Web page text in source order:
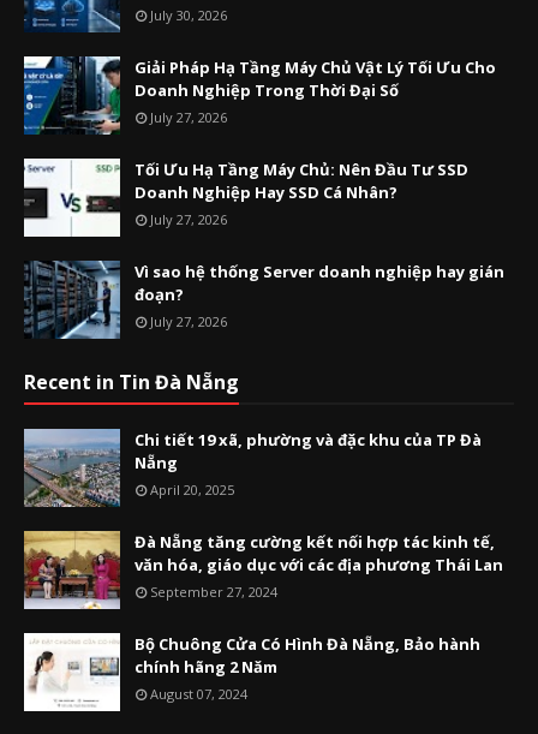
July 30, 2026
Giải Pháp Hạ Tầng Máy Chủ Vật Lý Tối Ưu Cho
Doanh Nghiệp Trong Thời Đại Số
July 27, 2026
Tối Ưu Hạ Tầng Máy Chủ: Nên Đầu Tư SSD
Doanh Nghiệp Hay SSD Cá Nhân?
July 27, 2026
Vì sao hệ thống Server doanh nghiệp hay gián
đoạn?
July 27, 2026
Recent in Tin Đà Nẵng
Chi tiết 19 xã, phường và đặc khu của TP Đà
Nẵng
April 20, 2025
Đà Nẵng tăng cường kết nối hợp tác kinh tế,
văn hóa, giáo dục với các địa phương Thái Lan
September 27, 2024
Bộ Chuông Cửa Có Hình Đà Nẵng, Bảo hành
chính hãng 2 Năm
August 07, 2024